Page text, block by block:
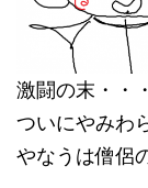
激闘の末・・
ついにやみわ
やなうは僧侶